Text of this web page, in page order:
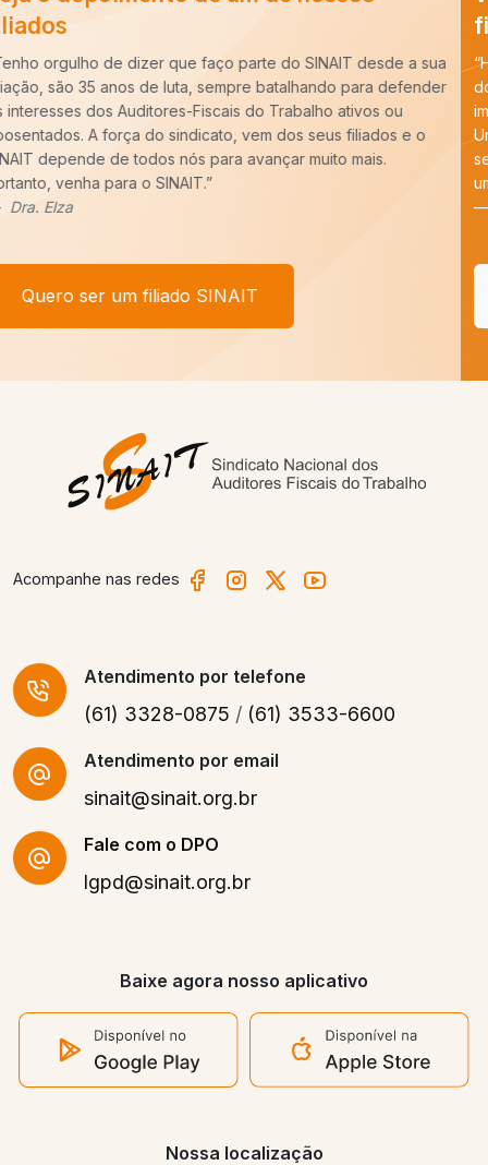
filiados
“Há cerca de dez anos entrei para a carreira de Auditoria-Fiscal
do Trabalho e ao longo desse período constatei que é
imprescindível o trabalho do SINAIT para a nossa categoria.
Uma carreira para ser forte precisa de um Sindicato forte,
sempre pronto para batalhar pelos nossos interesses. E tenho
um recado, COM VOCÊ FILIADO, SEREMOS MAIS!
Afonso Borges
Quero ser um filiado SINAIT
Acompanhe nas redes
Atendimento por telefone
(61) 3328-0875 / (61) 3533-6600
Atendimento por email
sinait@sinait.org.br
Fale com o DPO
lgpd@sinait.org.br
Baixe agora nosso aplicativo
Nossa localização